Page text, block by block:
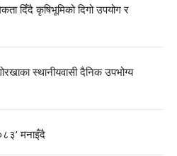
दिँदै कृषिभूमिको दिगो उपयोग र
स्थानीयवासी दैनिक उपभोग्य
मनाइँदै